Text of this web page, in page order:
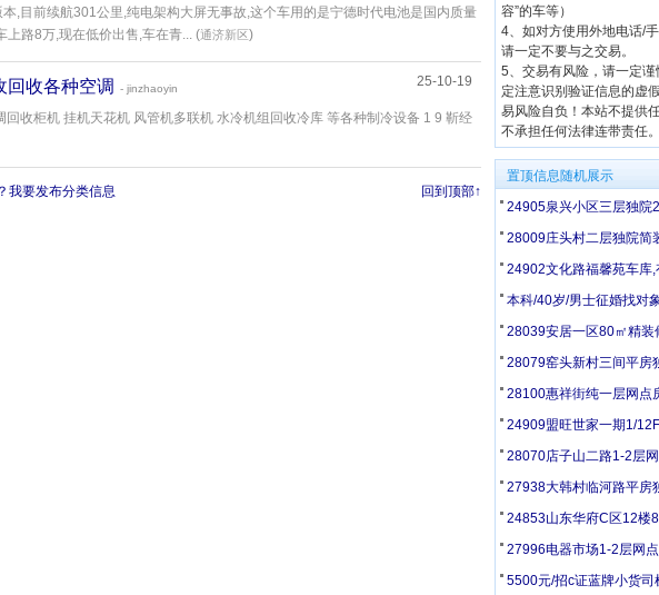
,目前续航301公里,纯电架构大屏无事故,这个车用的是宁德时代电池是国内质量
上路8万,现在低价出售,车在青... (通济新区)
25-10-19
回收各种空调 - jinzhaoyin
收柜机 挂机天花机 风管机多联机 水冷机组回收冷库 等各种制冷设备 1 9 靳经
回到顶部↑
？我要发布分类信息
容”的车等）
4、如对方使用外地电话/手
请一定不要与之交易。
5、交易有风险，请一定谨
定注意识别验证信息的虚
易风险自负！本站不提供
不承担任何法律连带责任。
置顶信息随机展示
本科/40岁/男士征婚找对
5500元/招c证蓝牌小货司